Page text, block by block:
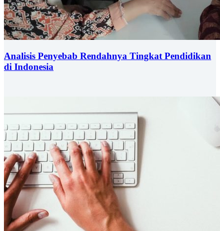
Analisis Penyebab Rendahnya Tingkat Pendidikan
di Indonesia